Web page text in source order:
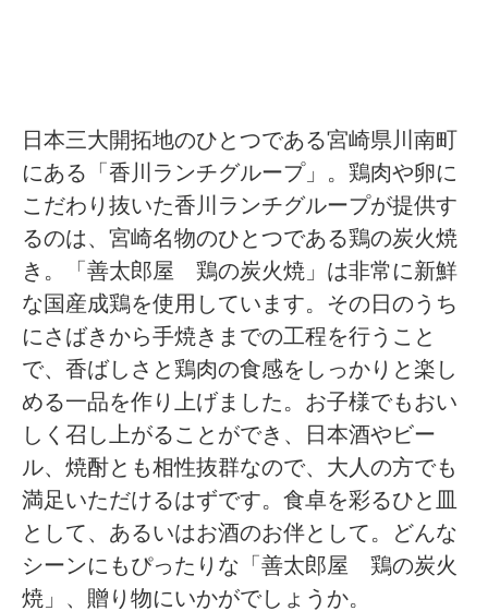
日本三大開拓地のひとつである宮崎県川南町
にある「香川ランチグループ」。鶏肉や卵に
こだわり抜いた香川ランチグループが提供す
るのは、宮崎名物のひとつである鶏の炭火焼
き。「善太郎屋 鶏の炭火焼」は非常に新鮮
な国産成鶏を使用しています。その日のうち
にさばきから手焼きまでの工程を行うこと
で、香ばしさと鶏肉の食感をしっかりと楽し
める一品を作り上げました。お子様でもおい
しく召し上がることができ、日本酒やビー
ル、焼酎とも相性抜群なので、大人の方でも
満足いただけるはずです。食卓を彩るひと皿
として、あるいはお酒のお伴として。どんな
シーンにもぴったりな「善太郎屋 鶏の炭火
焼」、贈り物にいかがでしょうか。